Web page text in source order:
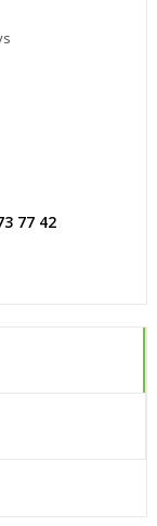
77 42